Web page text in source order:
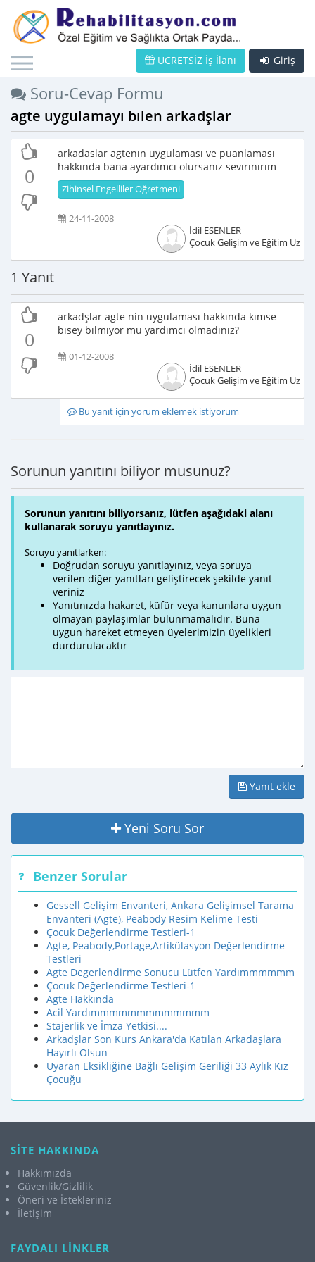
Giriş
ÜCRETSİZ İş İlanı
Soru-Cevap Formu
agte uygulamayı bılen arkadşlar
0
arkadaslar agtenın uygulaması ve puanlaması
hakkında bana ayardımcı olursanız sevırınırım
Zihinsel Engelliler Öğretmeni
24-11-2008
İdil ESENLER
Çocuk Gelişim ve Eğitim
1 Yanıt
0
arkadşlar agte nin uygulaması hakkında kımse
bısey bılmıyor mu yardımcı olmadınız?
01-12-2008
İdil ESENLER
Çocuk Gelişim ve Eğitim
Bu yanıt için yorum eklemek istiyorum
Sorunun yanıtını biliyor musunuz?
Sorunun yanıtını biliyorsanız, lütfen aşağıdaki alanı
kullanarak soruyu yanıtlayınız.
Soruyu yanıtlarken:
Doğrudan soruyu yanıtlayınız, veya soruya
verilen diğer yanıtları geliştirecek şekilde yanıt
veriniz
Yanıtınızda hakaret, küfür veya kanunlara uygun
olmayan paylaşımlar bulunmamalıdır. Buna
uygun hareket etmeyen üyelerimizin üyelikleri
durdurulacaktır
Yanıt ekle
Yeni Soru Sor
Benzer Sorular
Gessell Gelişim Envanteri, Ankara Gelişimsel Tarama
Envanteri (Agte), Peabody Resim Kelime Testi
Çocuk Değerlendirme Testleri-1
Agte, Peabody,Portage,Artikülasyon Değerlendirme
Testleri
Agte Degerlendirme Sonucu Lütfen Yardımmmmmm
Çocuk Değerlendirme Testleri-1
Agte Hakkında
Acil Yardımmmmmmmmmmmmm
Stajerlik ve İmza Yetkisi....
Arkadşlar Son Kurs Ankara'da Katılan Arkadaşlara
Hayırlı Olsun
Uyaran Eksikliğine Bağlı Gelişim Geriliği 33 Aylık Kız
Çocuğu
SİTE HAKKINDA
Hakkımızda
Güvenlik/Gizlilik
Öneri ve İstekleriniz
İletişim
FAYDALI LİNKLER